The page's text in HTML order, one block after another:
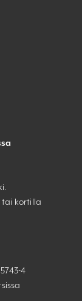
tai kortilla
4